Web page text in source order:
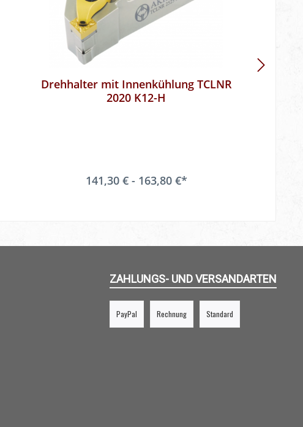
Drehhalter mit Innenkühlung TCLNR
2020 K12-H
141,30 € - 163,80 €*
ZAHLUNGS- UND VERSANDARTEN
PayPal Rechnung Standard